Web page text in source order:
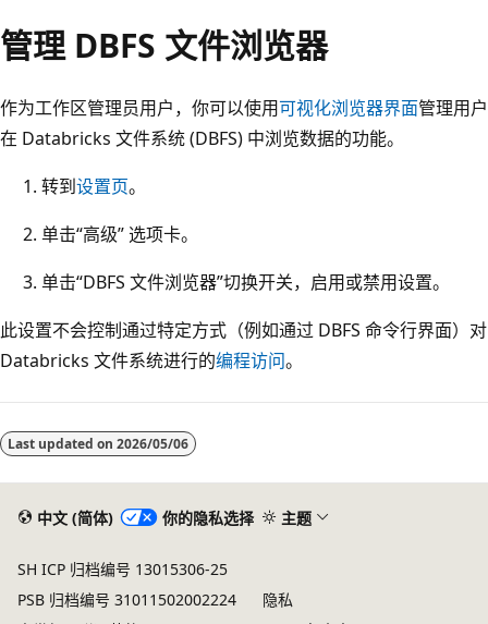
管理 DBFS 文件浏览器
作为工作区管理员用户，你可以使用可视化浏览器界面管理用户
在 Databricks 文件系统 (DBFS) 中浏览数据的功能。
转到设置页。
单击“高级” 选项卡。
单击“DBFS 文件浏览器”切换开关，启用或禁用设置。
此设置不会控制通过特定方式（例如通过 DBFS 命令行界面）对
Databricks 文件系统进行的编程访问。
模
式
Last updated on 2026/05/06
中文 (简体) 你的隐私选择 主题
SH ICP 归档编号 13015306-25
PSB 归档编号 31011502002224
隐私